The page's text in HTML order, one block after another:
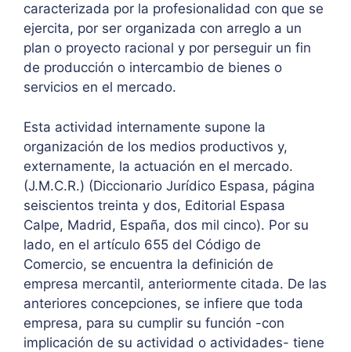
caracterizada por la profesionalidad con que se
ejercita, por ser organizada con arreglo a un
plan o proyecto racional y por perseguir un fin
de producción o intercambio de bienes o
servicios en el mercado.
Esta actividad internamente supone la
organización de los medios productivos y,
externamente, la actuación en el mercado.
(J.M.C.R.) (Diccionario Jurídico Espasa, página
seiscientos treinta y dos, Editorial Espasa
Calpe, Madrid, España, dos mil cinco). Por su
lado, en el artículo 655 del Código de
Comercio, se encuentra la definición de
empresa mercantil, anteriormente citada. De las
anteriores concepciones, se infiere que toda
empresa, para su cumplir su función -con
implicación de su actividad o actividades- tiene